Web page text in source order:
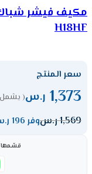
H18HF
سعر المنتج
1,373 ر.س( يشمل
1,569ر.سوفر 196 ر.س
قسّمها